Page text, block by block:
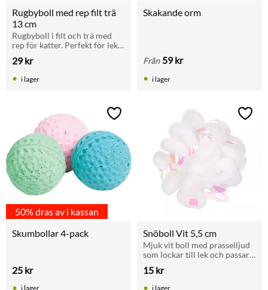
Rugbyboll med rep filt trä
13 cm
Rugbyboll i filt och trä med
rep för katter. Perfekt för lek
29kr
i lager
Skakande orm
Från 59kr
i lager
50% dras av i kassan
Skumbollar 4-pack
25 kr
Lägg till i favoriter
i lager
Snöboll Vit 5,5 cm
Mjuk vit boll med prasselljud
som lockar till lek och passar
15 kr
Lägg
i lager